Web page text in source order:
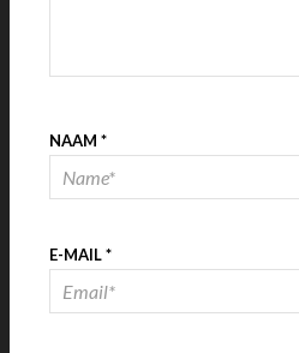
NAAM *
E-MAIL*